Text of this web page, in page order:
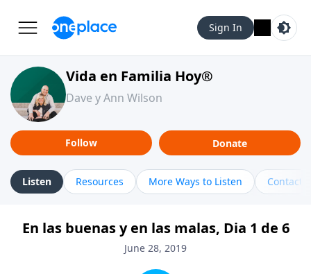
Sign In
Vida en Familia Hoy®
Dave y Ann Wilson
Follow Donate
Listen Resources More Ways to Listen Contact
En las buenas y en las malas, Dia 1 de 6
June 28, 2019